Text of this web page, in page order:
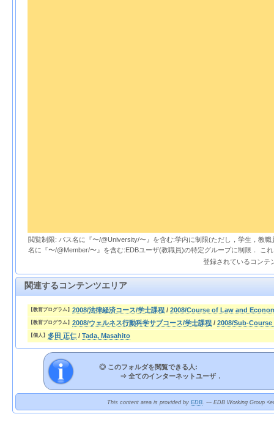
閲覧制限: パス名に『〜/@University/〜』を含む:学内に制限(ただし，学生，教
名に『〜/@Member/〜』を含む:EDBユーザ(教職員)の特定グループに制限． こ
登録されているコンテ
関連するコンテンツエリア
【教育プログラム】 2008/法律経済コース/学士課程 / 2008/Course of Law and
【教育プログラム】 2008/ウェルネス行動科学サブコース/学士課程 / 2008/Sub-
【個人】 多田 正仁 / Tada, Masahito
◎ このフォルダを閲覧できる人:
⇒ 全てのインターネットユーザ．
This content area is provided by EDB. --- EDB Working Group